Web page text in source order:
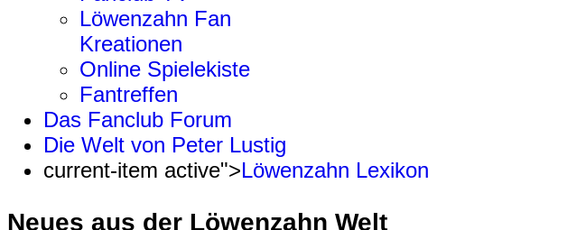
Löwenzahn Fan
Kreationen
Online Spielekiste
Fantreffen
Das Fanclub Forum
Die Welt von Peter Lustig
current-item active">Löwenzahn Lexikon
Neues aus der Löwenzahn Welt